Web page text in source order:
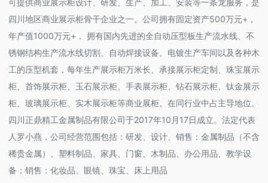
四川地区商业展示柜骨干企业之一。公司拥有固定资产500万元+，
年产值1000万元+， 拥有国内先进的全自动压型板生产流水线、不
锈钢结构生产流水线切割、自动焊接设备。电镀生产车间以及各种木
工的压型机套，每年生产展示柜万米长、承接展示柜定制、珠宝展示
柜、首饰展示柜、玉石展示柜、手表展示柜、钻石展示柜、钛金展示
柜、玻璃展示柜、实木展示柜等商业展柜。在同行业中占主导地位。
四川正鼎精工金属制品有限公司于2017年10月17日成立。法定代表
人罗小燕，公司经营范围包括：研发、设计、销售：金属制品（不含
稀贵金属）、塑料制品、家具、门窗、木制品、办公用品、教学设
备；销售：化妆品、眼镜、珠宝、床上用品